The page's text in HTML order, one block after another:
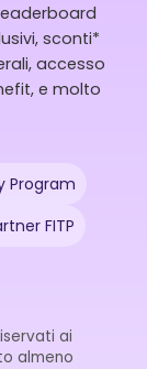
sconti*
accesso
e molto
Program
FITP
ai
almeno